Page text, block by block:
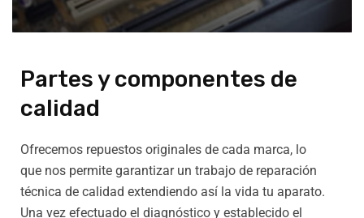
Partes y componentes de
calidad
Ofrecemos repuestos originales de cada marca, lo
que nos permite garantizar un trabajo de reparación
técnica de calidad extendiendo así la vida tu aparato.
Una vez efectuado el diagnóstico y establecido el